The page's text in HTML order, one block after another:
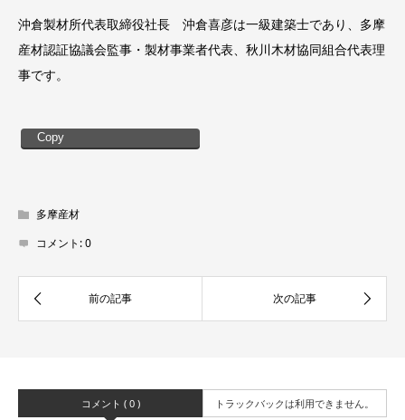
沖倉製材所代表取締役社長 沖倉喜彦は一級建築士であり、多摩
産材認証協議会監事・製材事業者代表、秋川木材協同組合代表理
事です。
Copy
多摩産材
コメント:0
コメント ( 0 ) トラックバックは利用できません。